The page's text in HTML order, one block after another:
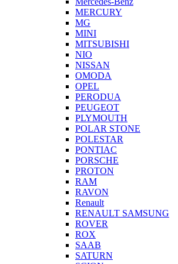
MERCURY
MG
MINI
MITSUBISHI
NIO
NISSAN
OMODA
OPEL
PERODUA
PEUGEOT
PLYMOUTH
POLAR STONE
POLESTAR
PONTIAC
PORSCHE
PROTON
RAM
RAVON
Renault
RENAULT SAMSUNG
ROVER
ROX
SAAB
SATURN